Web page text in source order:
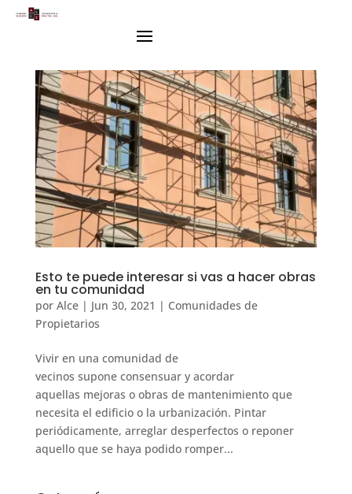
Esto te puede interesar si vas a hacer obras
en tu comunidad
por Alce| Jun 30, 2021 | Comunidades de
Propietarios
Vivir en una comunidad de
vecinos supone consensuar y acordar
aquellas mejoras o obras de mantenimiento que
necesita el edificio o la urbanización. Pintar
periódicamente, arreglar desperfectos o reponer
aquello que se haya podido romper...